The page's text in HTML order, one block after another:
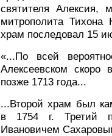
святителя Алексия,
митрополита Тихона
храм последовал 15
«...По всей
Алексеевском скоро
позже 1713 года...
...Второй храм был
в 1754 г. Третий
Ивановичем